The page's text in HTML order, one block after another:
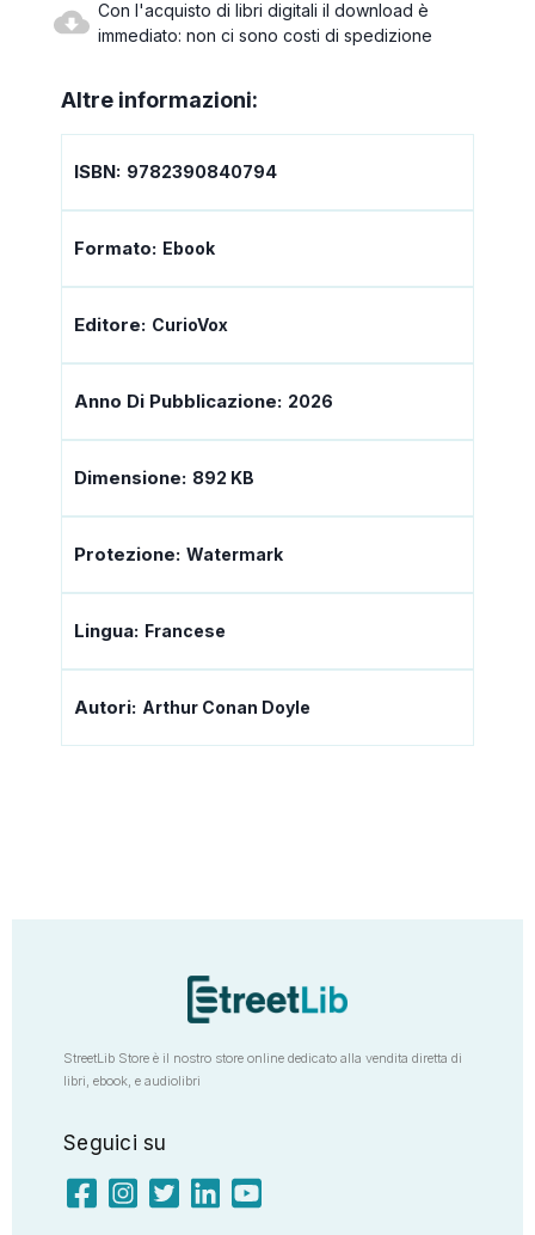
Con l'acquisto di libri digitali il download è
immediato: non ci sono costi di spedizione
Altre informazioni:
ISBN: 9782390840794
Formato: Ebook
Editore: CurioVox
Anno Di Pubblicazione: 2026
Dimensione: 892 KB
Protezione: Watermark
Lingua: Francese
Autori: Arthur Conan Doyle
StreetLib Store è il nostro store online dedicato alla vendita diretta di
libri, ebook, e audiolibri
Seguici su